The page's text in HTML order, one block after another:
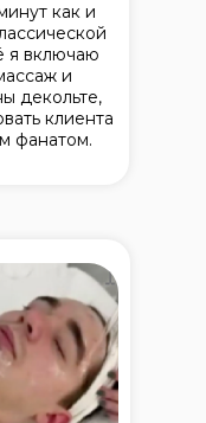
как и
я включаю
и
декольте,
клиента
фанатом.